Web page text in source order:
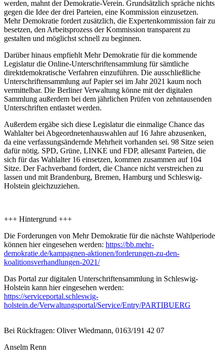
werden, mahnt der Demokratie-Verein. Grundsätzlich spräche nichts
gegen die Idee der drei Parteien, eine Kommission einzusetzen.
Mehr Demokratie fordert zusätzlich, die Expertenkommission fair zu
besetzen, den Arbeitsprozess der Kommission transparent zu
gestalten und möglichst schnell zu beginnen.
Darüber hinaus empfiehlt Mehr Demokratie für die kommende
Legislatur die Online-Unterschriftensammlung für sämtliche
direktdemokratische Verfahren einzuführen. Die ausschließliche
Unterschriftensammlung auf Papier sei im Jahr 2021 kaum noch
vermittelbar. Die Berliner Verwaltung könne mit der digitalen
Sammlung außerdem bei dem jährlichen Prüfen von zehntausenden
Unterschriften entlastet werden.
Außerdem ergäbe sich diese Legislatur die einmalige Chance das
Wahlalter bei Abgeordnetenhauswahlen auf 16 Jahre abzusenken,
da eine verfassungsändernde Mehrheit vorhanden sei. 98 Sitze seien
dafür nötig. SPD, Grüne, LINKE und FDP, allesamt Parteien, die
sich für das Wahlalter 16 einsetzen, kommen zusammen auf 104
Sitze. Der Fachverband fordert, die Chance nicht verstreichen zu
lassen und mit Brandenburg, Bremen, Hamburg und Schleswig-
Holstein gleichzuziehen.
+++ Hintergrund +++
Die Forderungen von Mehr Demokratie für die nächste Wahlperiode
können hier eingesehen werden: https://bb.mehr-
demokratie.de/kampagnen-aktionen/forderungen-zu-den-
koalitionsverhandlungen-2021/
Das Portal zur digitalen Unterschriftensammlung in Schleswig-
Holstein kann hier eingesehen werden:
https://serviceportal.schleswig-
holstein.de/Verwaltungsportal/Service/Entry/PARTIBUERG
Bei Rückfragen: Oliver Wiedmann, 0163/191 42 07
Anselm Renn